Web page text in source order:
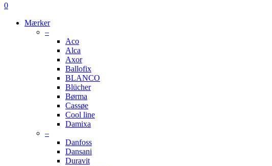
søge
0
Mærker
–
Aco
Alca
Axor
Ballofix
BLANCO
Blücher
Børma
Cassøe
Cool line
Damixa
–
Danfoss
Dansani
Duravit